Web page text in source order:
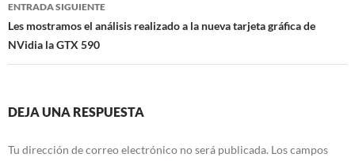
ENTRADA SIGUIENTE
Les mostramos el análisis realizado a la nueva tarjeta gráfica de
NVidia la GTX 590
DEJA UNA RESPUESTA
Tu dirección de correo electrónico no será publicada. Los campos